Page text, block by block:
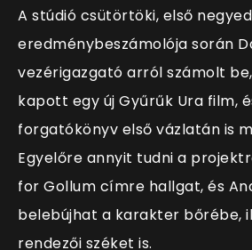
A stúdió csütörtöki, első
eredménybeszámolója során
vezérigazgató arról számolt
kapott egy új Gyűrűk Ura film,
forgatókönyv első vázlatán is
Egyelőre annyit tudni a
for Gollum címre hallgat, és
belebújhat a karakter bőrébe,
rendezői széket is.